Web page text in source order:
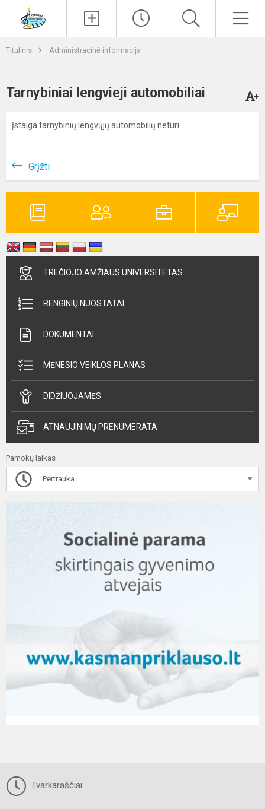
Titulinis Administracinė informacija
Tarnybiniai lengvieji automobiliai
Įstaiga tarnybinių lengvųjų automobilių neturi.
Grįžti
TREČIOJO AMŽIAUS UNIVERSITETAS
RENGINIŲ NUOSTATAI
DOKUMENTAI
MĖNESIO VEIKLOS PLANAS
DIDŽIUOJAMĖS
ATNAUJINIMŲ PRENUMERATA
Pamokų laikas
Pertrauka
Tvarkaraščiai